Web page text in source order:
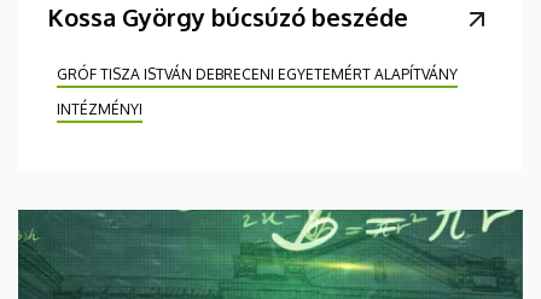
Kossa György búcsúzó beszéde
GRÓF TISZA ISTVÁN DEBRECENI EGYETEMÉRT ALAPÍTVÁNY
INTÉZMÉNYI